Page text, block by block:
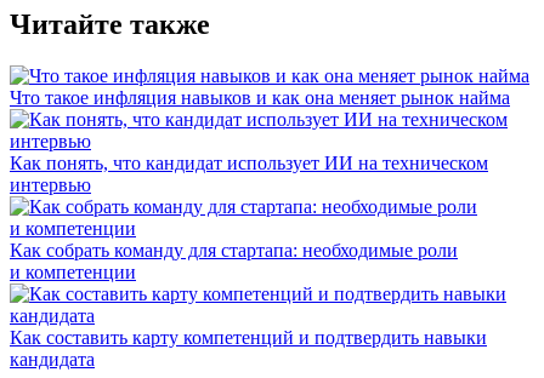
Читайте также
Что такое инфляция навыков и как она меняет рынок найма
Как понять, что кандидат использует ИИ на техническом
интервью
Как собрать команду для стартапа: необходимые роли
и компетенции
Как составить карту компетенций и подтвердить навыки
кандидата